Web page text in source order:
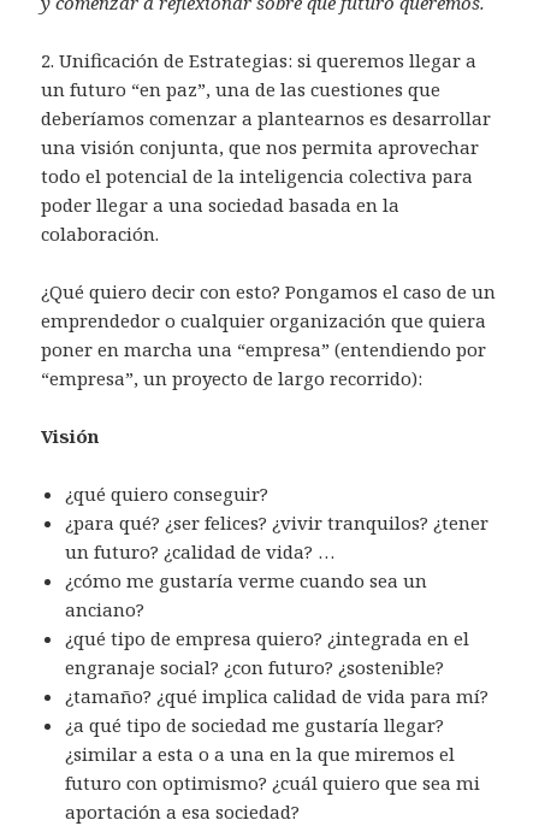
2. Unificación de Estrategias: si queremos llegar a
un futuro “en paz”, una de las cuestiones que
deberíamos comenzar a plantearnos es desarrollar
una visión conjunta, que nos permita aprovechar
todo el potencial de la inteligencia colectiva para
poder llegar a una sociedad basada en la
colaboración.
¿Qué quiero decir con esto? Pongamos el caso de un
emprendedor o cualquier organización que quiera
poner en marcha una “empresa” (entendiendo por
“empresa”, un proyecto de largo recorrido):
Visión
¿qué quiero conseguir?
¿para qué? ¿ser felices? ¿vivir tranquilos? ¿tener
un futuro? ¿calidad de vida? …
¿cómo me gustaría verme cuando sea un
anciano?
¿qué tipo de empresa quiero? ¿integrada en el
engranaje social? ¿con futuro? ¿sostenible?
¿tamaño? ¿qué implica calidad de vida para mí?
¿a qué tipo de sociedad me gustaría llegar?
¿similar a esta o a una en la que miremos el
futuro con optimismo? ¿cuál quiero que sea mi
aportación a esa sociedad?